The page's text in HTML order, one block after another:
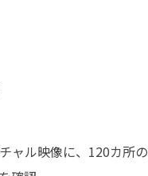
ャル映像に、120カ所